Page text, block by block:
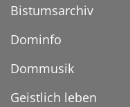
Bistumsarchiv
Dominfo
Dommusik
Geistlich leben